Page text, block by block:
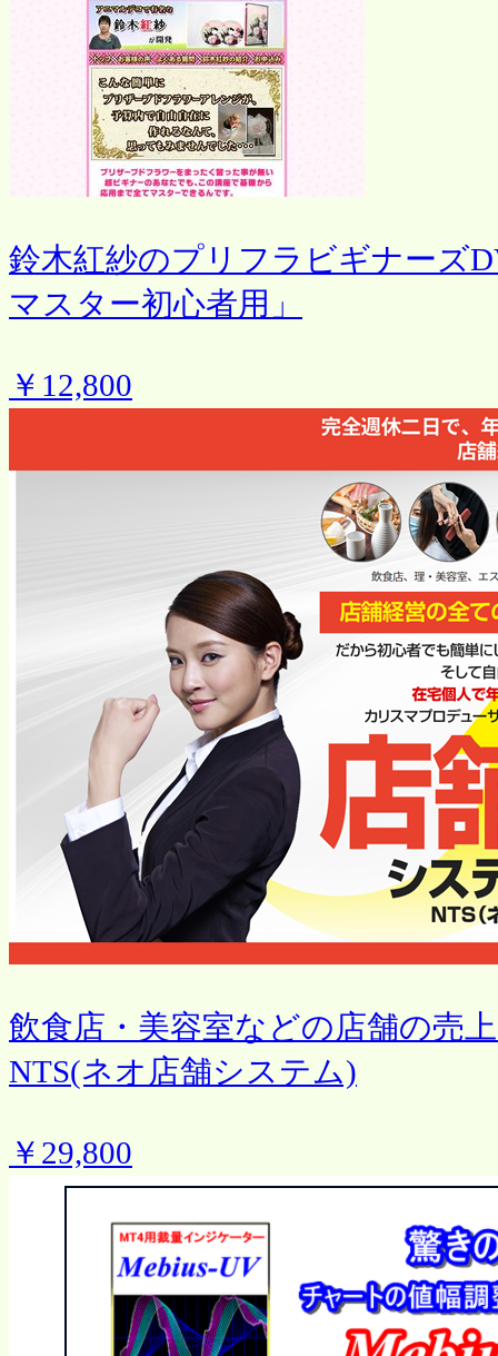
鈴木紅紗のプリフラビギナーズ
マスター初心者用」
￥12,800
飲食店・美容室などの店舗の
NTS(ネオ店舗システム)
￥29,800